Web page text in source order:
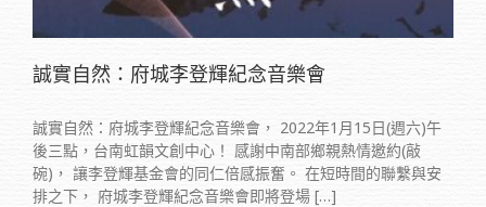
誠實自然：府城李登輝紀念音樂會
誠實自然：府城李登輝紀念音樂會， 2022年1月15日(週六)午
後三點，台南虹韻文創中心！ 感謝中南部鄉親熱情邀約(敲
碗)， 讓李登輝基金會的同仁倍感振奮。 在短時間的聯繫與安
排之下， 府城李登輝紀念音樂會即將登場 […]